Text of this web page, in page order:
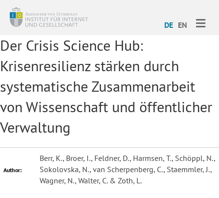
DE EN
Der Crisis Science Hub:
Krisenresilienz stärken durch
systematische Zusammenarbeit
von Wissenschaft und öffentlicher
Verwaltung
Author:
Berr, K., Broer, I., Feldner, D., Harmsen, T., Schöppl, N.,
Sokolovska, N., van Scherpenberg, C., Staemmler, J.,
Wagner, N., Walter, C. & Zoth, L.